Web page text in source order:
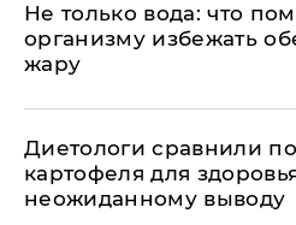
Не только вода: что
организму избежать
жару
Диетологи сравнили
картофеля для
неожиданному выводу